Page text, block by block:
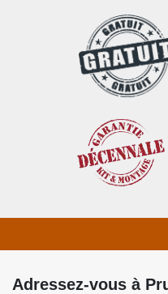
Adressez-vous à